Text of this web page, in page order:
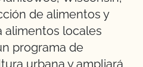
de alimentos y
alimentos locales
programa de
urbana y ampliará